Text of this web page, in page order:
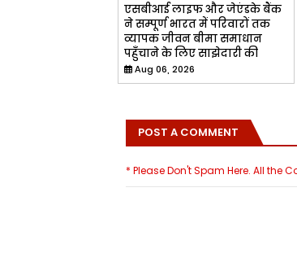
एसबीआई लाइफ और जेएंडके बैंक
ने सम्पूर्ण भारत में परिवारों तक
व्यापक जीवन बीमा समाधान
पहुँचाने के लिए साझेदारी की
Aug 06, 2026
POST A COMMENT
* Please Don't Spam Here. All the